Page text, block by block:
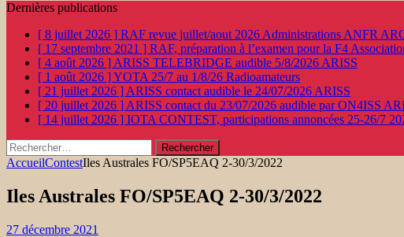
Dernières publications
[ 8 juillet 2026 ] RAF revue juillet/aout 2026 Administrations ANFR
[ 17 septembre 2021 ] RAF, préparation à l’examen pour la F4
[ 4 août 2026 ] ARISS TELEBRIDGE audible 5/8/2026 ARISS
[ 1 août 2026 ]YOTA 25/7 au 1/8/26 Radioamateurs
[ 21 juillet 2026 ] ARISS contact audible le 24/07/2026 ARISS
[ 20 juillet 2026 ] ARISS contact du 23/07/2026 audible par ON4ISS
[ 14 juillet 2026 ] IOTA CONTEST, participations annoncées 25-26/7
Rechercher :
AccueilContestIles Australes FO/SP5EAQ 2-30/3/2022
Iles Australes FO/SP5EAQ 2-30/3/2022
27 décembre 2021